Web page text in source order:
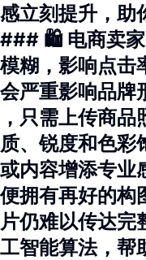
感立刻提升，助
### 🛍️ 电商卖家
模糊，影响点击
会严重影响品牌
，只需上传商
质、锐度和色彩
或内容增添专业
便拥有再好的构
片仍难以传达完
工智能算法，帮